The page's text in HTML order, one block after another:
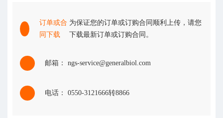
订单或合
同下载
为保证您的订单或订购合同顺利上传，请您
下载最新订单或订购合同。
邮箱： ngs-service@generalbiol.com
电话： 0550-3121666转8866